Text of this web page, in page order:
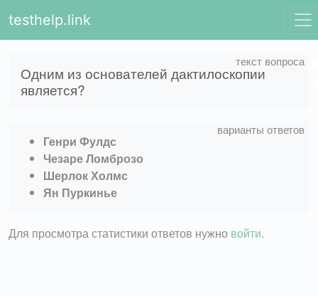
testhelp.link
Одним из основателей дактилоскопии
является?
Генри Фулдс
Чезаре Ломброзо
Шерлок Холмс
Ян Пуркинье
Для просмотра статистики ответов нужно войти.